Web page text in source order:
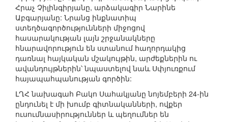
Հրաչ Չիլինգիրյանը, արձակագիր Նարինե
Աբգարյանը: Նրանց ինքնատիպ
ստեղծագործությունների միջոցով
հասարակության լայն շրջանակները
հնարավորություն են ստանում հաղորդակից
դառնալ հայկական մշակույթին, արժեքներին ու
ավանդույթներին՝ նպաստելով նաև Սփյուռքում
հայապահպանության գործին:
ԼՂՀ նախագահ Բակո Սահակյանը նոյեմբերի 24-ին
ընդունել է մի խումբ գիտնականների, ովքեր
ուսումնասիրություններ և պեղումներ են